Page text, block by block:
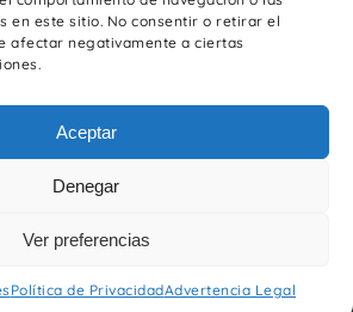
en este sitio. No consentir o retirar el
afectar negativamente a ciertas
Aceptar
Denegar
Ver preferencias
Política de PrivacidadAdvertencia Legal
y medio ambiente
© Pínanson 2026